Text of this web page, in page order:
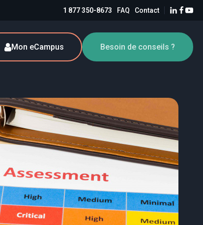
1 877 350-8673 FAQ Contact
Mon eCampus Besoin de conseils ?